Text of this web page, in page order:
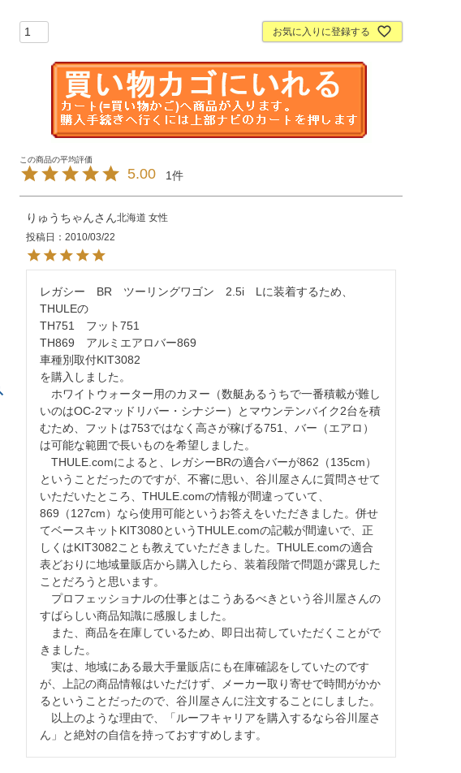
お気に入りに登録する
5.00 1
りゅうちゃん 北海道 女性
投稿日
2010/03/22
レガシー　BR　ツーリングワゴン　2.5i　Lに装着するため、
THULEの
TH751　フット751
TH869　アルミエアロバー869
車種別取付KIT3082
を購入しました。
ホワイトウォーター用のカヌー（数艇あるうちで一番積載が難し
いのはOC-2マッドリバー・シナジー）とマウンテンバイク2台を積
むため、フットは753ではなく高さが稼げる751、バー（エアロ）
は可能な範囲で長いものを希望しました。
THULE.comによると、レガシーBRの適合バーが862（135cm）
ということだったのですが、不審に思い、谷川屋さんに質問させて
いただいたところ、THULE.comの情報が間違っていて、
869（127cm）なら使用可能というお答えをいただきました。併せ
てベースキットKIT3080というTHULE.comの記載が間違いで、正
しくはKIT3082ことも教えていただきました。THULE.comの適合
表どおりに地域量販店から購入したら、装着段階で問題が露見した
ことだろうと思います。
プロフェッショナルの仕事とはこうあるべきという谷川屋さんの
すばらしい商品知識に感服しました。
また、商品を在庫しているため、即日出荷していただくことがで
きました。
実は、地域にある最大手量販店にも在庫確認をしていたのです
が、上記の商品情報はいただけず、メーカー取り寄せで時間がかか
るということだったので、谷川屋さんに注文することにしました。
以上のような理由で、「ルーフキャリアを購入するなら谷川屋さ
ん」と絶対の自信を持っておすすめします。